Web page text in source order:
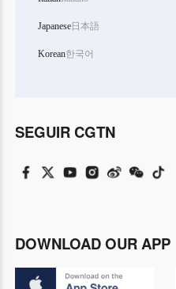
Japanese日本語
Korean한국어
SEGUIR CGTN
DOWNLOAD OUR APP